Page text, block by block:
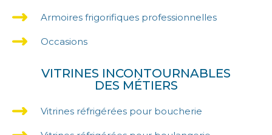
Armoires frigorifiques professionnelles
Occasions
VITRINES INCONTOURNABLES
DES MÉTIERS
Vitrines réfrigérées pour boucherie